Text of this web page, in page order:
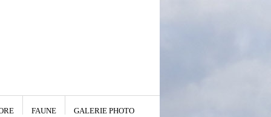
FAUNE GALERIE PHOTO